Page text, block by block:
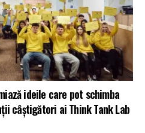
ideile care pot schimba
câștigători ai Think Tank Lab